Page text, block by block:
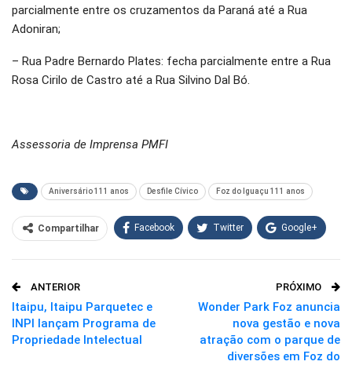
parcialmente entre os cruzamentos da Paraná até a Rua
Adoniran;
– Rua Padre Bernardo Plates: fecha parcialmente entre a Rua
Rosa Cirilo de Castro até a Rua Silvino Dal Bó.
Assessoria de Imprensa PMFI
Aniversário 111 anos Desfile Cívico Foz do Iguaçu 111 anos
Compartilhar Facebook Twitter Google+
O email
ANTERIOR
Itaipu, Itaipu Parquetec e
INPI lançam Programa de
Propriedade Intelectual
PRÓXIMO
Wonder Park Foz anuncia
nova gestão e nova
atração com o parque de
diversões em Foz do